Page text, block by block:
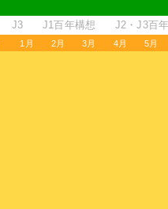
J3 J1百年構想 J2・J3百
1月 2月 3月 4月 5月